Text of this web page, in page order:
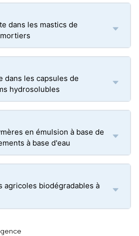
dans les mastics de
dans les capsules de
hydrosolubles
en émulsion à base de
à base d'eau
agricoles biodégradables à